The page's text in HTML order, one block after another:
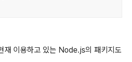
재 이용하고 있는 Node.js의 패키지도